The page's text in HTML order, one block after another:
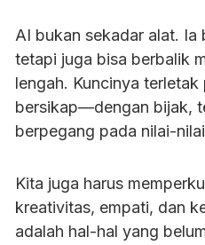
AI bukan sekadar alat. Ia
tetapi juga bisa berbalik
lengah. Kuncinya
bersikap—dengan bijak,
berpegang pada nilai-
Kita juga harus
kreativitas, empati, dan
adalah hal-hal yang